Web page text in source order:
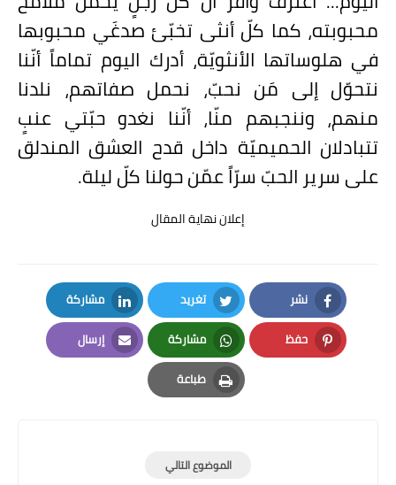
محبوبته، كما كلّ أنثى تخبّئ صدغَي محبوبها
في هلوساتها الأنثويّة، أدرك اليوم تماماً أنّنا
نتحوّل إلى مَن نحبّ، نحمل صفاتهم، نلدنا
منهم، وننجبهم منّا، أنّنا نغدو حبّتي عنبٍ
تتبادلان الحميميّة داخل قدح العشق المندلق
على سرير الحبّ سرّاً عمّن حولنا كلّ ليلة.
إعلان نهاية المقال
نشر
Facebook
تغريد
Twitter
مشاركة
LinkedIn
حفظ
Pinterest
مشاركة
Whatsapp
إرسال
Email
طباعة
Print
الموضوع التالي